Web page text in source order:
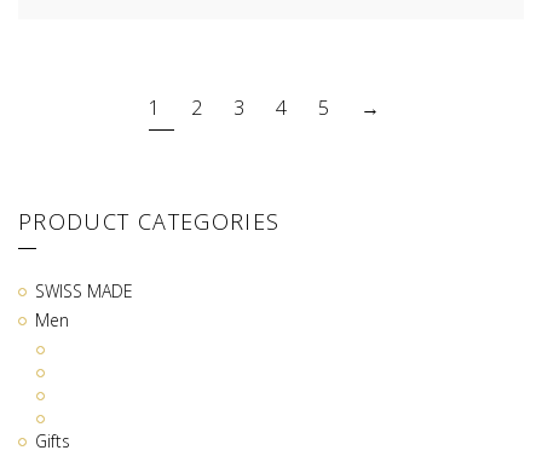
1 2 3 4 5 →
PRODUCT CATEGORIES
SWISS MADE
Men
Gifts